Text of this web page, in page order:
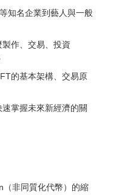
名企業到藝人與一般
作、交易、投資
的基本架構、交易原
掌握未來新經濟的關
非同質化代幣）的縮